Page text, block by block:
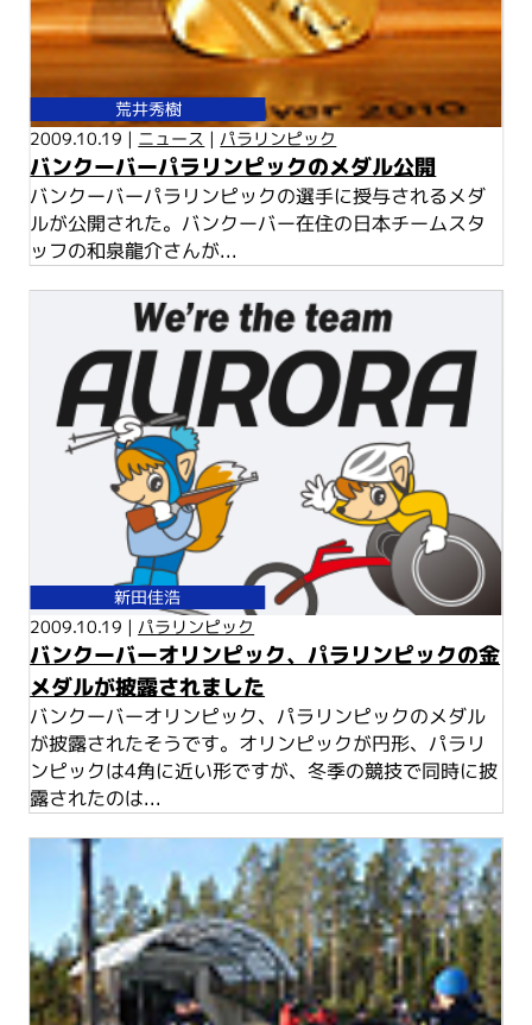
荒井秀樹
2009.10.19 | ニュース | パラリンピック
バンクーバーパラリンピックのメダル公開
バンクーバーパラリンピックの選手に授与されるメダ
ルが公開された。バンクーバー在住の日本チームスタ
ッフの和泉龍介さんが...
新田佳浩
2009.10.19 | パラリンピック
バンクーバーオリンピック、パラリンピックの金
メダルが披露されました
バンクーバーオリンピック、パラリンピックのメダル
が披露されたそうです。オリンピックが円形、パラリ
ンピックは4角に近い形ですが、冬季の競技で同時に披
露されたのは...